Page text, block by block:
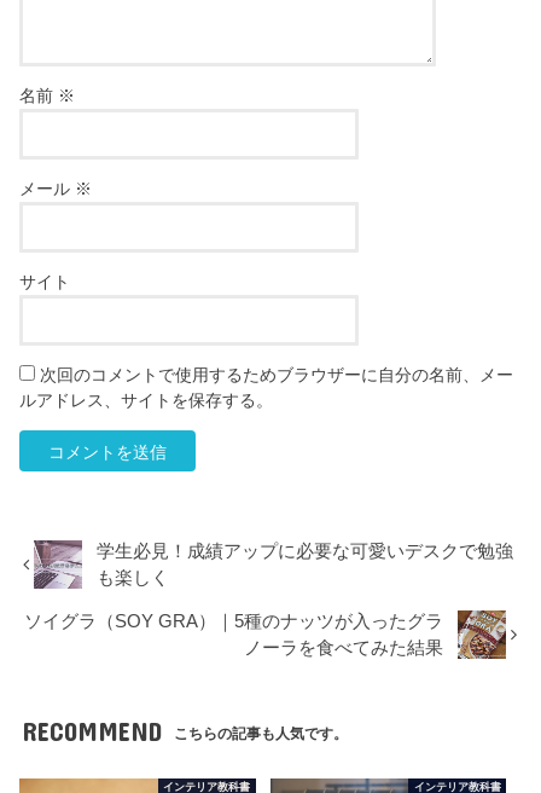
名前 ※
メール ※
サイト
次回のコメントで使用するためブラウザーに自分の名前、メー
ルアドレス、サイトを保存する。
学生必見！成績アップに必要な可愛いデスクで勉強
も楽しく
ソイグラ（SOY GRA）｜5種のナッツが入ったグラ
ノーラを食べてみた結果
RECOMMEND こちらの記事も人気です。
インテリア教科書 インテリア教科書